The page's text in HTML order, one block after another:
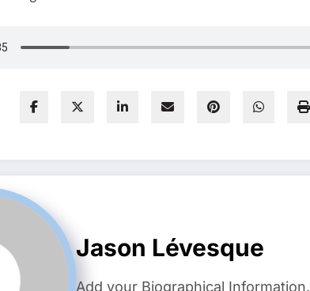
Jason Lévesque
Add your Biographical Information.